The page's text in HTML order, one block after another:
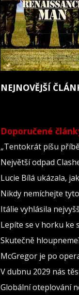
NEJNOVĚJŠÍ
Doporučené
„Tentokrát píšu
Největší odpad
Lucie Bílá ukázala,
Nikdy nemíchejte
Itálie vyhlásila
Lepíte se v horku ke
Skutečně
McGregor je po
V dubnu 2029 nás
Globální oteplování